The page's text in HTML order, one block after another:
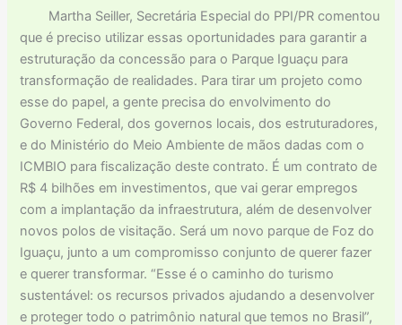
Martha Seiller, Secretária Especial do PPI/PR comentou
que é preciso utilizar essas oportunidades para garantir a
estruturação da concessão para o Parque Iguaçu para
transformação de realidades. Para tirar um projeto como
esse do papel, a gente precisa do envolvimento do
Governo Federal, dos governos locais, dos estruturadores,
e do Ministério do Meio Ambiente de mãos dadas com o
ICMBIO para fiscalização deste contrato. É um contrato de
R$ 4 bilhões em investimentos, que vai gerar empregos
com a implantação da infraestrutura, além de desenvolver
novos polos de visitação. Será um novo parque de Foz do
Iguaçu, junto a um compromisso conjunto de querer fazer
e querer transformar. “Esse é o caminho do turismo
sustentável: os recursos privados ajudando a desenvolver
e proteger todo o patrimônio natural que temos no Brasil”,